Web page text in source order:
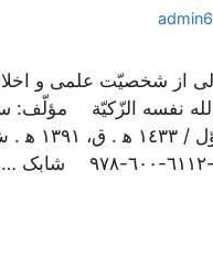
از شخصیّت علمی و
نفسه الزّکیّة